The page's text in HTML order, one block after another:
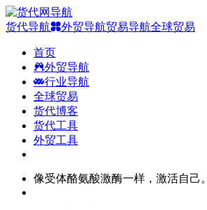
货代导航 外贸导航贸易导航全球贸易
首页
外贸导航
行业导航
全球贸易
货代博客
货代工具
外贸工具
像受体酪氨酸激酶一样，激活自己。